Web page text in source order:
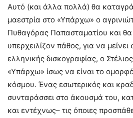
Αυτό (και άλλα πολλά) θα
μαεστρία στο «Υπάρχω» ο
Πυθαγόρας Παπασταματίου και θα
υπερχειλίζον πάθος, για να
ελληνικής δισκογραφίας, ο
«Υπάρχω» ίσως να είναι το
κόσμου. Ένας εσωτερικός και
συνταράσσει στο άκουσμά του,
και εντέχνως– τις όποιες